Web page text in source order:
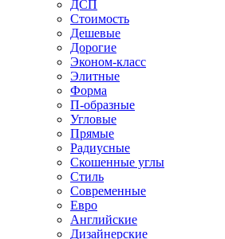
ДСП
Стоимость
Дешевые
Дорогие
Эконом-класс
Элитные
Форма
П-образные
Угловые
Прямые
Радиусные
Скошенные углы
Стиль
Современные
Евро
Английские
Дизайнерские